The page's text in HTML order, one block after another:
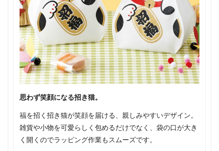
思わず笑顔になる招き猫。
福を招く招き猫が笑顔を届ける、親しみやすいデザイン。
雑貨や小物を可愛らしく包めるだけでなく、袋の口が大き
く開くのでラッピング作業もスムーズです。